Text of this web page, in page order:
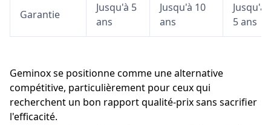
Garantie
Jusqu'à 5
ans
Jusqu'à 10
ans
Jusqu'à
5 ans
Geminox se positionne comme une alternative
compétitive, particulièrement pour ceux qui
recherchent un bon rapport qualité-prix sans sacrifier
l'efficacité.